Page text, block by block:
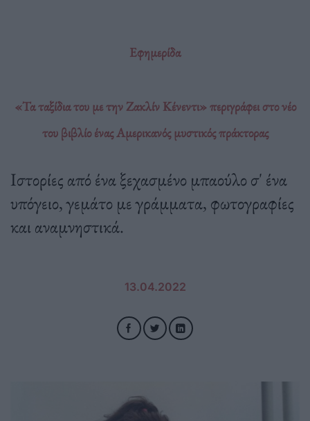
Εφημερίδα
«Τα ταξίδια του με την Ζακλίν Κένεντι» περιγράφει στο νέο
του βιβλίο ένας Αμερικανός μυστικός πράκτορας
Ιστορίες από ένα ξεχασμένο μπαούλο σ' ένα
υπόγειο, γεμάτο με γράμματα, φωτογραφίες
και αναμνηστικά.
13.04.2022